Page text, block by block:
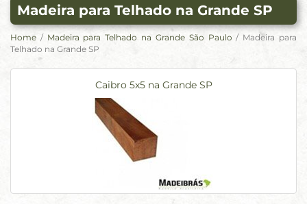
Madeira para Telhado na Grande SP
Home / Madeira para Telhado na Grande São Paulo / Madeira para
Telhado na Grande SP
Caibro 5x5 na Grande SP